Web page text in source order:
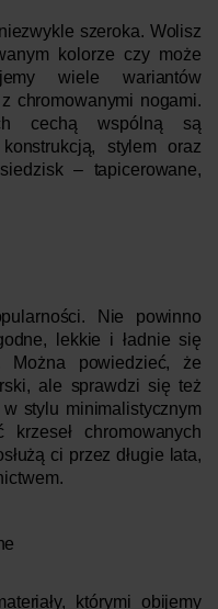
szeroka. Wolisz
kolorze czy może
wiele wariantów
chromowanymi nogami.
cechą wspólną są
stylem oraz
– tapicerowane,
Nie powinno
lekkie i ładnie się
Można powiedzieć, że
ale sprawdzi się też
stylu minimalistycznym
chromowanych
ci przez długie lata,
którymi obijemy